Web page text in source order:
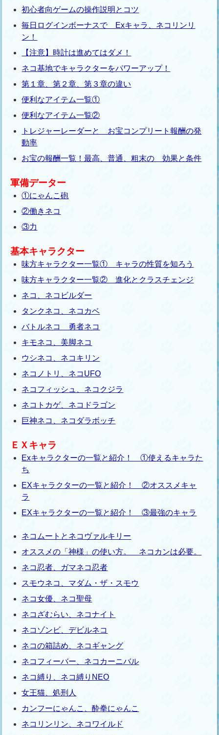
初心者向ゲームの操作説明とコツ
毎日ログインボーナスで Exキャラ、ネコリンリ
ン！
【注意】時計は進めてはダメ！
ネコ基地でキャラクターをパワーアップ！
第１章、第２章、第３章の違い
便利なアイテム一覧①
便利なアイテム一覧②
トレジャーレーダーと お宝コンプリート報酬の発
動率
お宝の報酬一覧！最高、普通、粗末の 効果と条件
軍備データー
①にゃんこ砲
②働きネコ
③力
基本キャラクター
味方キャラクター一覧① キャラの性質を知ろう
味方キャラクター一覧② 進化とクラスチェンジ
ネコ、ネコビルダー
タンクネコ、ネコカベ
バトルネコ 勇者ネコ
キモネコ、美脚ネコ
ウシネコ、ネコキリン
ネコノトリ、ネコUFO
ネコフィッシュ、ネコクジラ
ネコトカゲ、ネコドラゴン
巨神ネコ、ネコダラボッチ
ＥＸキャラ
Exキャラクターの一覧と紹介！ ①使えるキャラた
ち
EXキャラクターの一覧と紹介！ ②オススメキャ
ラ
EXキャラクターの一覧と紹介！ ③最強のキャラ
ネコムートとネコヴァルキリー
オススメの「神様」の使い方。 ネコカンは必要。
ネコ忍者、ガマネコ忍者
スモウネコ、マダム・ザ・スモウ
ネコ女優、ネコ聖母
ネコざむらい、ネコナイト
ネコゾンビ、デビルネコ
ネコの箱詰め、ネコギャング
ネコフィーバー、ネコカーニバル
ネコ縛り、ネコ縛りNEO
女王猫、処刑人
カンフーにゃんこ、酔拳にゃんこ
ネコリンリン、ネコワイルド